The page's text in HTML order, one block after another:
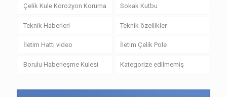
Çelik Kule Korozyon Koruma Sokak Kutbu
Teknik Haberleri Teknik özellikler
İletim Hattı video İletim Çelik Pole
Borulu Haberleşme Kulesi Kategorize edilmemiş